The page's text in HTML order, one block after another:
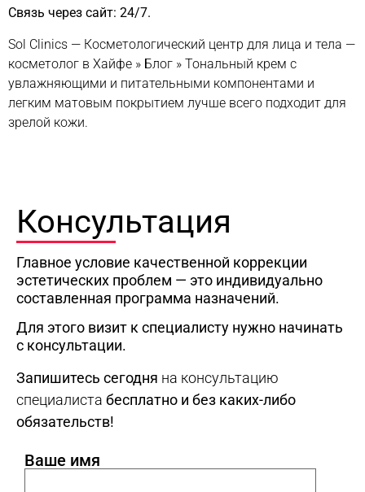
Связь через сайт: 24/7.
Sol Clinics — Косметологический центр для лица и тела —
косметолог в Хайфе » Блог » Тональный крем с
увлажняющими и питательными компонентами и
легким матовым покрытием лучше всего подходит для
зрелой кожи.
Консультация
Главное условие качественной коррекции
эстетических проблем — это индивидуально
составленная программа назначений.
Для этого визит к специалисту нужно начинать
с консультации.
Запишитесь сегодня на консультацию
специалиста бесплатно и без каких-либо
обязательств!
Ваше имя